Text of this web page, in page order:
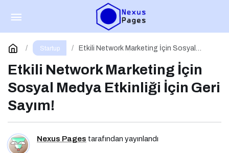
Startup
Etkili Network Marketing İçin Sosyal
Etkili Network Marketing İçin
Sosyal Medya Etkinliği İçin Geri
Sayım!
Nexus Pages tarafından yayınlandı
Butik Oteller İçin Önemli Tavsiyeler: Dijitali
Etkin Kullanın
Yorum Yap